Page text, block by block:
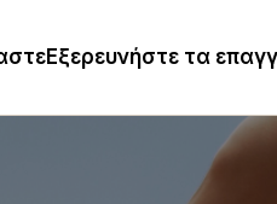
Εξερευνήστε τα